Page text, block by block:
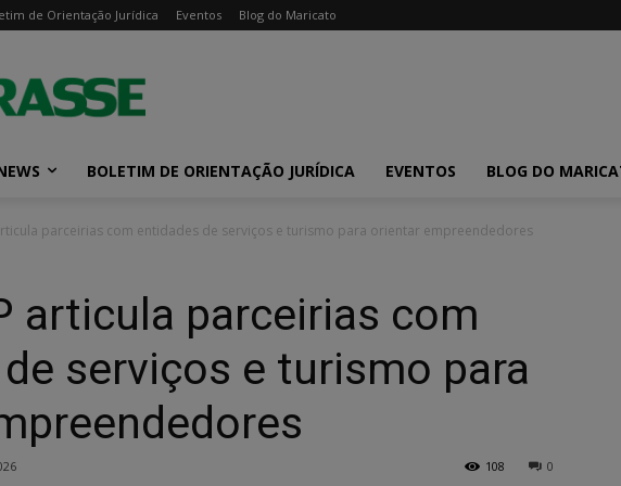
de Orientação Jurídica Eventos Blog do Maricato
BOLETIM DE ORIENTAÇÃO JURÍDICA EVENTOS BLOG DO
parceirias com entidades de serviços e turismo para orientar empreendedores
articula parceirias com
serviços e turismo para
0
108